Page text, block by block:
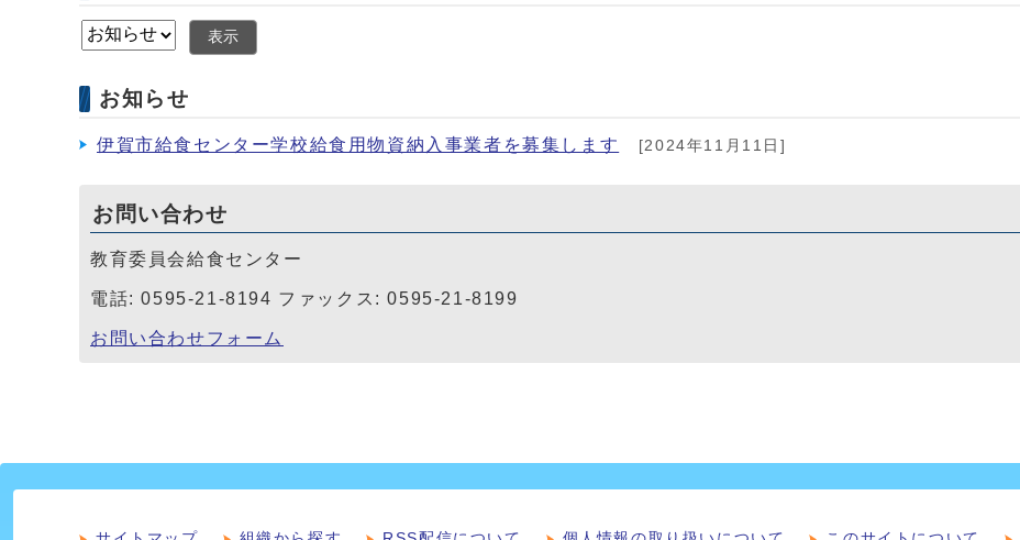
表示
お知らせ
伊賀市給食センター学校給食用物資納入事業者を募集します [2024年11月11日]
お問い合わせ
教育委員会給食センター
電話: 0595-21-8194 ファックス: 0595-21-8199
お問い合わせフォーム